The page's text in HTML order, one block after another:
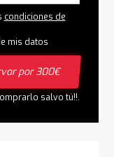
condiciones de
mis datos
por 300€
salvo tú!!.